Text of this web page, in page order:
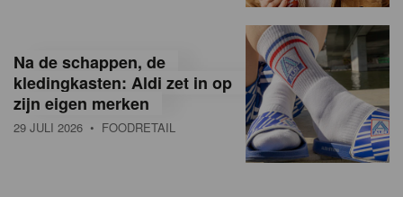
Na de schappen, de
kledingkasten: Aldi zet in op
zijn eigen merken
29 JULI 2026 • FOODRETAIL